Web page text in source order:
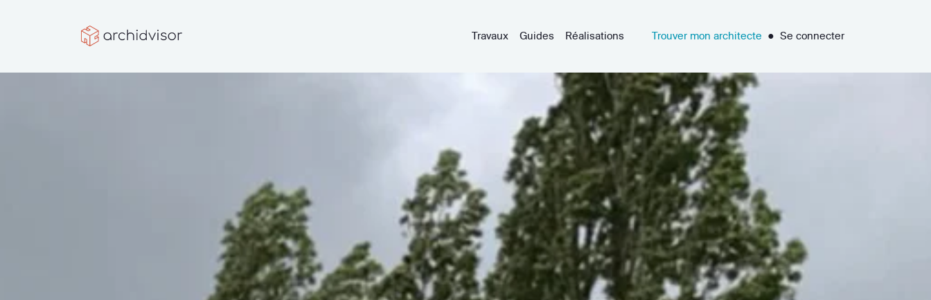
Travaux Guides Réalisations Trouver mon architecte ● Se connecter